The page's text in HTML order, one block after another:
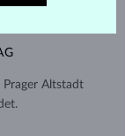
Altstadt